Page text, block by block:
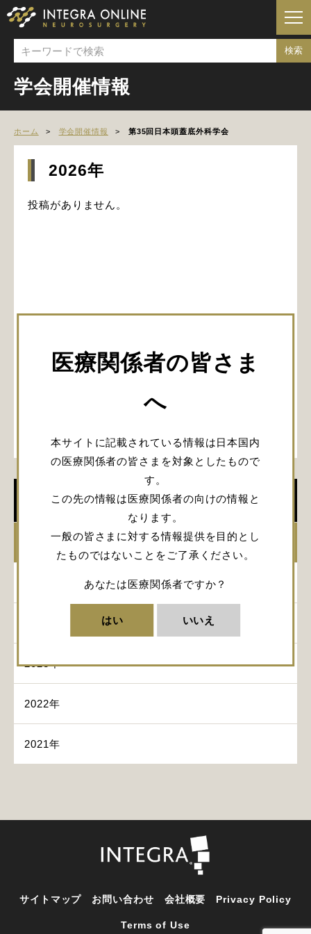
医療関係者の皆さま
へ
本サイトに記載されている情報は日本国内
の医療関係者の皆さまを対象としたもので
す。
この先の情報は医療関係者の向けの情報と
なります。
一般の皆さまに対する情報提供を目的とし
たものではないことをご了承ください。
あなたは医療関係者ですか？
はい いいえ
学会開催情報
ホーム 学会開催情報 第35回日本頭蓋底外科学会
学会開催情報
2023年
2022年
2021年
2026年
投稿がありません。
サイトマップ お問い合わせ 会社概要 Privacy Policy
Terms of Use